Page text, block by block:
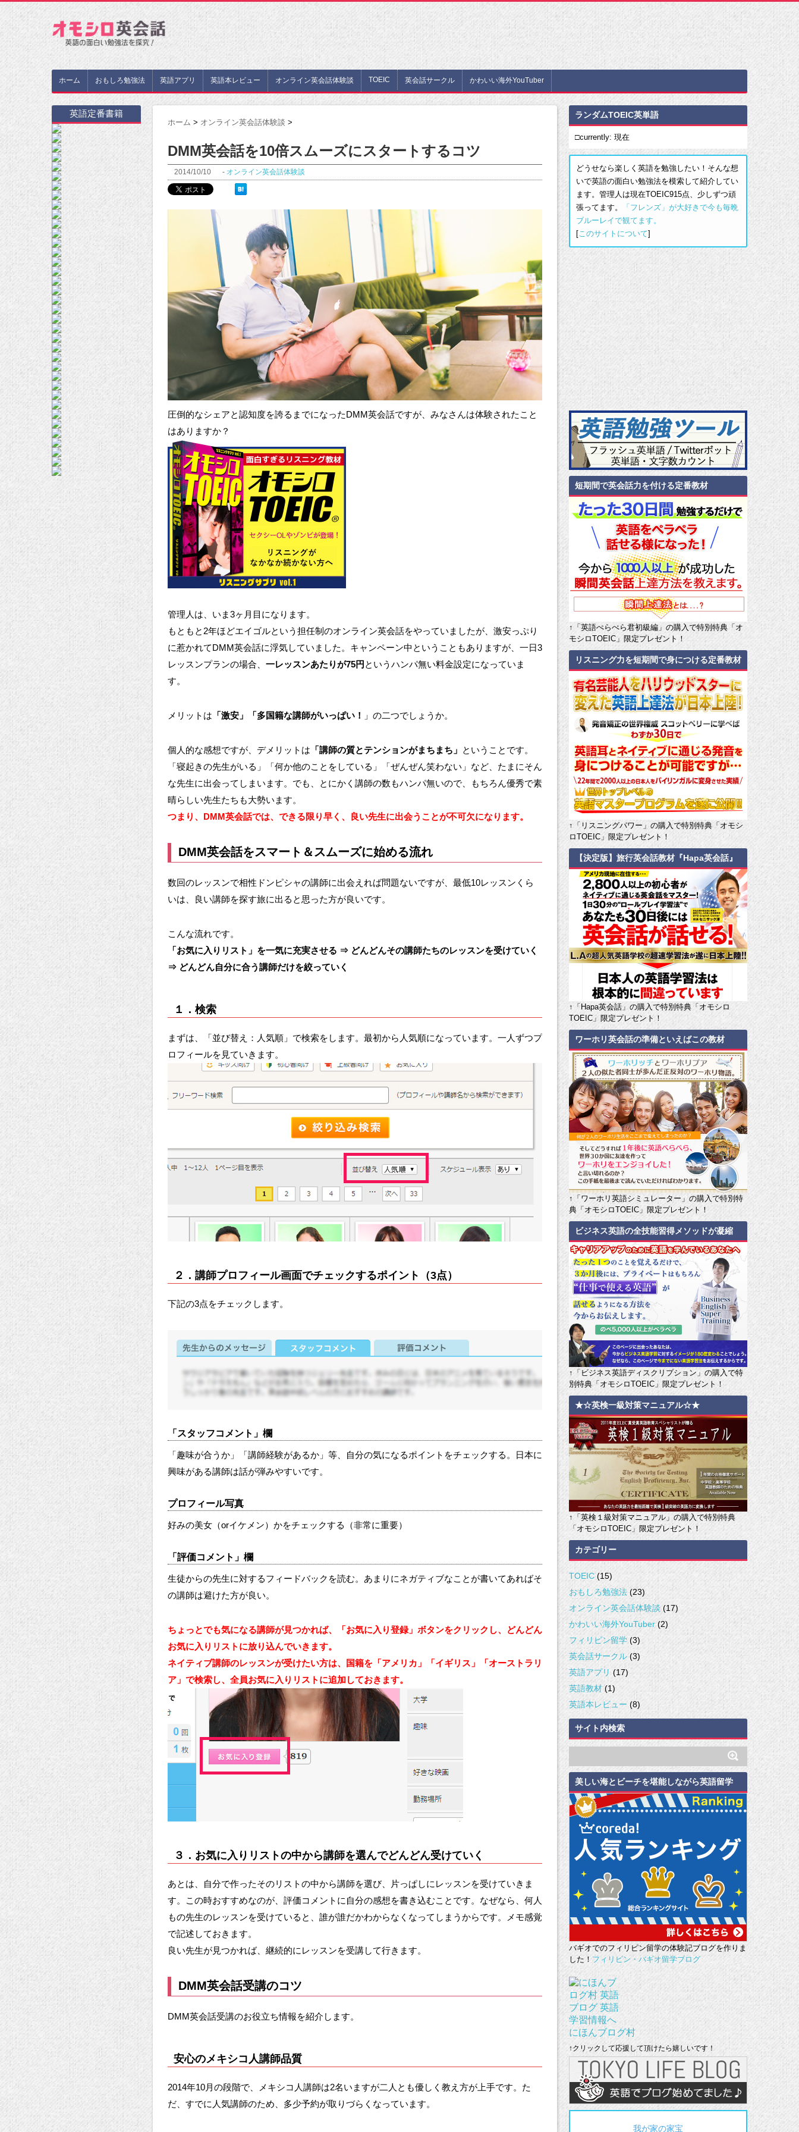
ホーム おもしろ勉強法 英語アプリ 英語本レビュー オンライン英会話体験談 TOEIC 英会話サークル かわいい海外YouTuber
英語定番書籍
ホーム > オンライン英会話体験談 >
DMM英会話を10倍スムーズにスタートするコツ
2014/10/10 - オンライン英会話体験談
圧倒的なシェアと認知度を誇るまでになったDMM英会話ですが、みなさんは体験されたこと
はありますか？
管理人は、いま3ヶ月目になります。
もともと2年ほどエイゴルという担任制のオンライン英会話をやっていましたが、激安っぷり
に惹かれてDMM英会話に浮気していました。キャンペーン中ということもありますが、一日3
レッスンプランの場合、 一レッスンあたりが75円 というハンパ無い料金設定になっていま
す。
メリットは 「激安」「多国籍な講師がいっぱい！ 」の二つでしょうか。
個人的な感想ですが、デメリットは 「講師の質とテンションがまちまち」 ということです。
「寝起きの先生がいる」「何か他のことをしている」「ぜんぜん笑わない」など、たまにそん
な先生に出会ってしまいます。でも、とにかく講師の数もハンパ無いので、もちろん優秀で素
晴らしい先生たちも大勢います。
つまり、DMM英会話では、できる限り早く、良い先生に出会うことが不可欠になります。
DMM英会話をスマート＆スムーズに始める流れ
数回のレッスンで相性ドンピシャの講師に出会えれば問題ないですが、最低10レッスンくら
いは、良い講師を探す旅に出ると思った方が良いです。
こんな流れです。
「お気に入りリスト」を一気に充実させる ⇒ どんどんその講師たちのレッスンを受けていく
⇒ どんどん自分に合う講師だけを絞っていく
１．検索
まずは、「並び替え：人気順」で検索をします。最初から人気順になっています。一人ずつプ
ロフィールを見ていきます。
２．講師プロフィール画面でチェックするポイント（3点）
下記の3点をチェックします。
「スタッフコメント」欄
「趣味が合うか」「講師経験があるか」等、自分の気になるポイントをチェックする。日本に
興味がある講師は話が弾みやすいです。
プロフィール写真
好みの美女（orイケメン）かをチェックする（非常に重要）
「評価コメント」欄
生徒からの先生に対するフィードバックを読む。あまりにネガティブなことが書いてあればそ
の講師は避けた方が良い。
ちょっとでも気になる講師が見つかれば、「お気に入り登録」ボタンをクリックし、どんどん
お気に入りリストに放り込んでいきます。
ネイティブ講師のレッスンが受けたい方は、国籍を「アメリカ」「イギリス」「オーストラリ
ア」で検索し、全員お気に入りリストに追加しておきます。
３．お気に入りリストの中から講師を選んでどんどん受けていく
あとは、自分で作ったそのリストの中から講師を選び、片っぱしにレッスンを受けていきま
す。この時おすすめなのが、評価コメントに自分の感想を書き込むことです。なぜなら、何人
もの先生のレッスンを受けていると、誰が誰だかわからなくなってしまうからです。メモ感覚
で記述しておきます。
良い先生が見つかれば、継続的にレッスンを受講して行きます。
DMM英会話受講のコツ
DMM英会話受講のお役立ち情報を紹介します。
安心のメキシコ人講師品質
2014年10月の段階で、メキシコ人講師は2名いますが二人とも優しく教え方が上手です。た
だ、すでに人気講師のため、多少予約が取りづらくなっています。
ランダムTOEIC英単語
□currently: 現在
どうせなら楽しく英語を勉強したい！そんな想
いで英語の面白い勉強法を模索して紹介してい
ます。管理人は現在TOEIC915点、少しずつ頑
張ってます。
「フレンズ」が大好きで今も毎晩
ブルーレイで観てます。
[このサイトについて]
短期間で英会話力を付ける定番教材
↑「英語ぺらぺら君初級編」の購入で特別特典「オ
モシロTOEIC」限定プレゼント！
リスニング力を短期間で身につける定番教材
↑「リスニングパワー」の購入で特別特典「オモシ
ロTOEIC」限定プレゼント！
【決定版】旅行英会話教材『Hapa英会話』
↑「Hapa英会話」の購入で特別特典「オモシロ
TOEIC」限定プレゼント！
ワーホリ英会話の準備といえばこの教材
↑「ワーホリ英語シミュレーター」の購入で特別特
典「オモシロTOEIC」限定プレゼント！
ビジネス英語の全技能習得メソッドが凝縮
↑「ビジネス英語ディスクリプション」の購入で特
別特典「オモシロTOEIC」限定プレゼント！
★☆英検一級対策マニュアル☆★
↑「英検１級対策マニュアル」の購入で特別特典
「オモシロTOEIC」限定プレゼント！
カテゴリー
TOEIC(15)
おもしろ勉強法 (23)
オンライン英会話体験談 (17)
かわいい海外YouTuber (2)
フィリピン留学 (3)
英会話サークル (3)
英語アプリ (17)
英語教材 (1)
英語本レビュー (8)
サイト内検索
美しい海とビーチを堪能しながら英語留学
バギオでのフィリピン留学の体験記ブログを作りま
した！ フィリピン・バギオ留学ブログ
にほんブログ村
↑クリックして応援して頂けたら嬉しいです！
我が家の家宝